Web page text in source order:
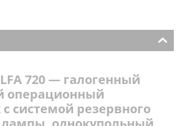
720 — галогенный
операционный
системой резервного